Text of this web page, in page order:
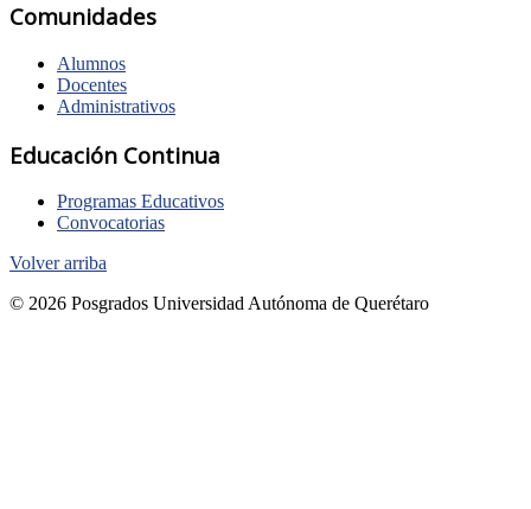
Comunidades
Alumnos
Docentes
Administrativos
Educación Continua
Programas Educativos
Convocatorias
Volver arriba
© 2026 Posgrados Universidad Autónoma de Querétaro